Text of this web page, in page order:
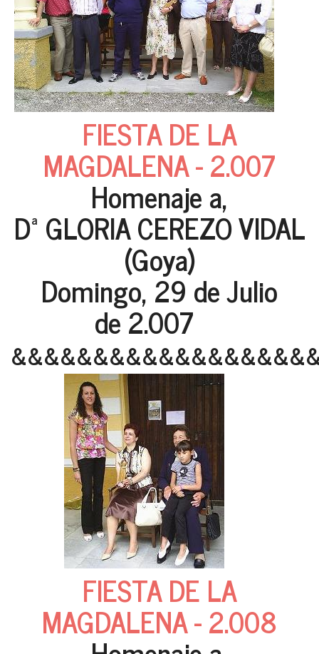
FIESTA DE LA
MAGDALENA - 2.007
Homenaje a,
Dª GLORIA CEREZO VIDAL
(Goya)
Domingo, 29 de Julio
de 2.007
FIESTA DE LA
MAGDALENA - 2.008